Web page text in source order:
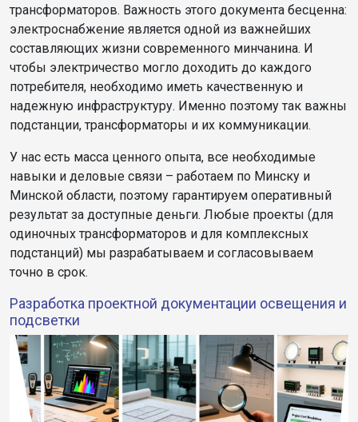
трансформаторов. Важность этого документа бесценна:
электроснабжение является одной из важнейших
составляющих жизни современного минчанина. И
чтобы электричество могло доходить до каждого
потребителя, необходимо иметь качественную и
надежную инфраструктуру. Именно поэтому так важны
подстанции, трансформаторы и их коммуникации.
У нас есть масса ценного опыта, все необходимые
навыки и деловые связи – работаем по Минску и
Минской области, поэтому гарантируем оперативный
результат за доступные деньги. Любые проекты (для
одиночных трансформаторов и для комплексных
подстанций) мы разрабатываем и согласовываем
точно в срок.
Разработка проектной документации освещения и
подсветки